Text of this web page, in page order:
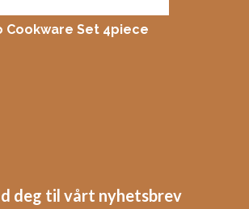
Cookware Set 4piece
deg til vårt nyhetsbrev